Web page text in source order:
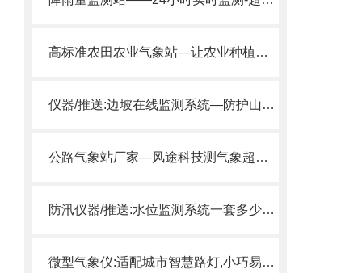
高标准农田农业气象站—让农业种植不再靠天吃饭!@风途推送
仪器/推送:边坡在线监测系统—防护山体滑坡的地质灾害监测仪器
公路气象站厂家—风途科技测气象超实用是公路气象监测的专业之选。
防汛仪器/推送:水位监测系统一套多少钱—在线监测远程监控的系统
微型气象仪:适配城市智慧路灯,小巧易集成，实时精准采集气象数据。